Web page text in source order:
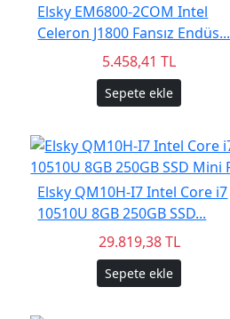
Elsky EM6800-2COM Intel
Celeron J1800 Fansız Endüs...
5.458,41 TL
Sepete ekle
Elsky QM10H-I7 Intel Core i7
10510U 8GB 250GB SSD...
29.819,38 TL
Sepete ekle